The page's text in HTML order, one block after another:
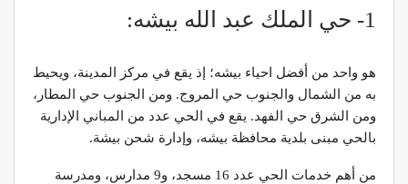
1- حي الملك عبد الله بيشه:
هو واحد من أفضل احياء بيشه؛ إذ يقع في مركز المدينة، ويحيط
به من الشمال والجنوب حي المروج. ومن الجنوب حي المطار،
ومن الشرق حي الفهد. يقع في الحي عدد من المباني الإدارية
بالحي مبنى بلدية محافظة بيشه، وإدارة شحن بيشة.
من أهم خدمات الحي عدد 16 مسجد، و9 مدارس، ومدرسة